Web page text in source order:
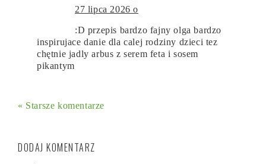
27 lipca 2026 o
:D przepis bardzo fajny olga bardzo
inspirujace danie dla calej rodziny dzieci tez
chętnie jadly arbus z serem feta i sosem
pikantym
« Starsze komentarze
DODAJ KOMENTARZ